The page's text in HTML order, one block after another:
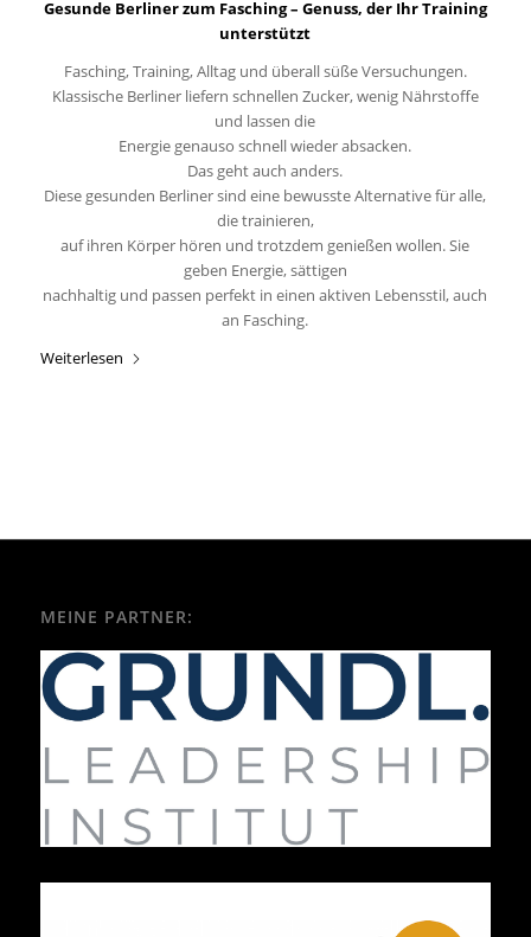
Gesunde Berliner zum Fasching – Genuss, der Ihr Training
unterstützt
Fasching, Training, Alltag und überall süße Versuchungen.
Klassische Berliner liefern schnellen Zucker, wenig Nährstoffe
und lassen die
Energie genauso schnell wieder absacken.
Das geht auch anders.
Diese gesunden Berliner sind eine bewusste Alternative für alle,
die trainieren,
auf ihren Körper hören und trotzdem genießen wollen. Sie
geben Energie, sättigen
nachhaltig und passen perfekt in einen aktiven Lebensstil, auch
an Fasching.
Weiterlesen
MEINE PARTNER: